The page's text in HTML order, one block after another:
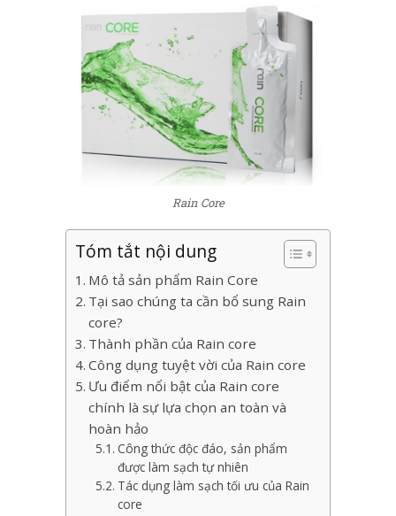
Rain Core
Tóm tắt nội dung
Mô tả sản phẩm Rain Core
Tại sao chúng ta cần bổ sung Rain
core?
Thành phần của Rain core
Công dụng tuyệt vời của Rain core
Ưu điểm nổi bật của Rain core
chính là sự lựa chọn an toàn và
hoàn hảo
Công thức độc đáo, sản phẩm
được làm sạch tự nhiên
Tác dụng làm sạch tối ưu của Rain
core